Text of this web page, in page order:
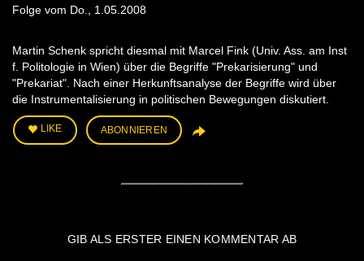
Folge vom Do., 1.05.2008
Martin Schenk spricht diesmal mit Marcel Fink (Univ. Ass. am Inst
f. Politologie in Wien) über die Begriffe "Prekarisierung" und
"Prekariat". Nach einer Herkunftsanalyse der Begriffe wird über
die Instrumentalisierung in politischen Bewegungen diskutiert.
LIKE ABONNIEREN
GIB ALS ERSTER EINEN KOMMENTAR AB